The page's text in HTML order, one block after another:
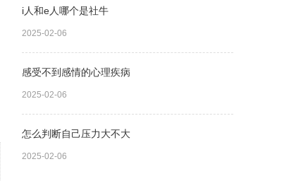
i人和e人哪个是社牛
2025-02-06
感受不到感情的心理疾病
2025-02-06
怎么判断自己压力大不大
2025-02-06